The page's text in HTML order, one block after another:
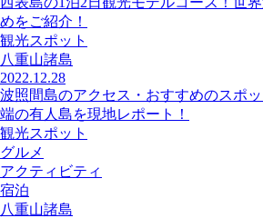
めをご紹介！
観光スポット
八重山諸島
2022.12.28
波照間島のアクセス・おすすめのスポ
端の有人島を現地レポート！
観光スポット
グルメ
アクティビティ
宿泊
八重山諸島